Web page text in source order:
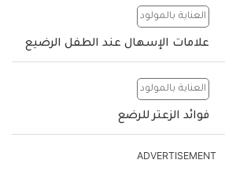
العناية بالمولود
علامات الإسهال عند الطفل الرضيع
العناية بالمولود
فوائد الزعتر للرضع
ADVERTISEMENT